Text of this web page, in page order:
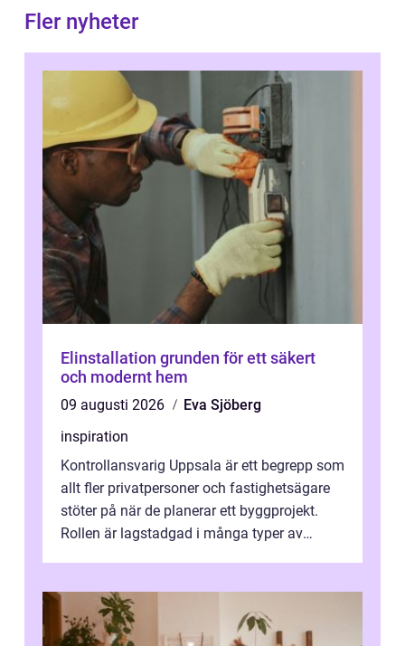
Fler nyheter
Elinstallation grunden för ett säkert
och modernt hem
09 augusti 2026
Eva Sjöberg
inspiration
Kontrollansvarig Uppsala är ett begrepp som
allt fler privatpersoner och fastighetsägare
stöter på när de planerar ett byggprojekt.
Rollen är lagstadgad i många typer av